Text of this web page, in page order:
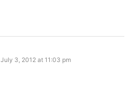
says:
July 3, 2012 at 11:03 pm